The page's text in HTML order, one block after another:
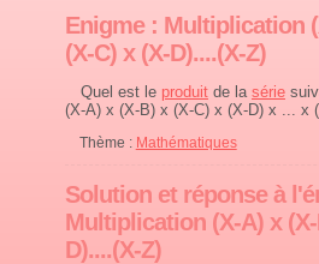
Enigme : Multiplication
(X-C) x (X-D)....(X-Z)
Quel est le produit de la série
(X-A) x (X-B) x (X-C) x (X-D) x ... x
Thème : Mathématiques
Solution et réponse à
Multiplication (X-A) x
D)....(X-Z)